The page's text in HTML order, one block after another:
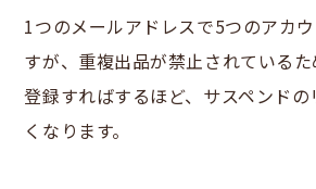
1つのメールアドレスで5つのアカ
すが、重複出品が禁止されている
登録すればするほど、サスペンド
くなります。